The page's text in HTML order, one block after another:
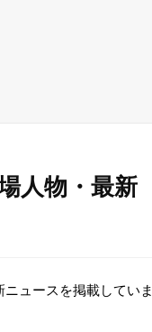
人物・最新
ュースを掲載していま